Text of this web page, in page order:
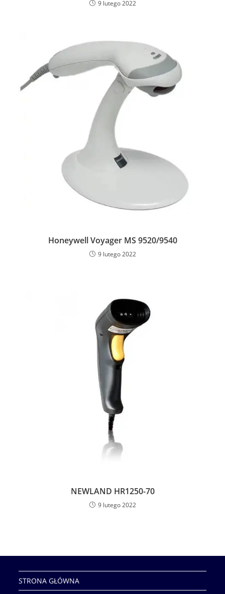
9 lutego 2022
Honeywell Voyager MS 9520/9540
9 lutego 2022
NEWLAND HR1250-70
9 lutego 2022
STRONA GŁÓWNA